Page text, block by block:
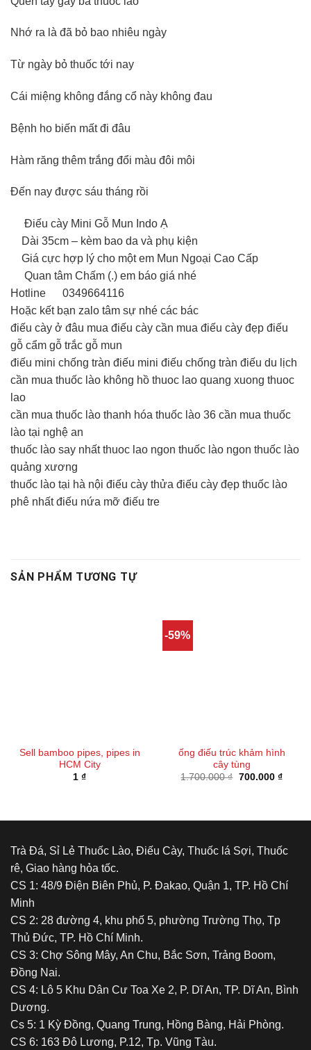
Nhớ ra là đã bỏ bao nhiêu ngày
Từ ngày bỏ thuốc tới nay
Cái miệng không đắng cổ này không đau
Bệnh ho biến mất đi đâu
Hàm răng thêm trắng đổi màu đôi môi
Đến nay được sáu tháng rồi
Điếu cày Mini Gỗ Mun Indo Ạ
Dài 35cm – kèm bao da và phụ kiện
Giá cực hợp lý cho một em Mun Ngoại Cao Cấp
Quan tâm Chấm (.) em báo giá nhé
Hotline
0349664116
Hoặc kết bạn zalo tâm sự nhé các bác
điếu cày ở đâu mua điếu cày cần mua điếu cày đẹp điếu
gỗ cẩm gỗ trắc gỗ mun
điếu mini chống tràn điếu mini điếu chống tràn điếu du lịch
cần mua thuốc lào không hồ thuoc lao quang xuong thuoc
lao
cần mua thuốc lào thanh hóa thuốc lào 36 cần mua thuốc
lào tại nghệ an
thuốc lào say nhất thuoc lao ngon thuốc lào ngon thuốc lào
quảng xương
thuốc lào tại hà nội điếu cày thửa điếu cày đẹp thuốc lào
phê nhất điếu nứa mỡ điếu tre
SẢN PHẨM TƯƠNG TỰ
Sell bamboo pipes, pipes in
HCM City
1 ₫
-59%
ống điếu trúc khảm hình
cây tùng
1.700.000₫ Giá
700.000 ₫Giá
Trà Đá, Sỉ Lẻ Thuốc Lào, Điếu Cày, Thuốc lá Sợi, Thuốc
rê, Giao hàng hỏa tốc.
CS 1: 48/9 Điện Biên Phủ, P. Đakao, Quận 1, TP. Hồ Chí
Minh
CS 2: 28 đường 4, khu phố 5, phường Trường Thọ, Tp
Thủ Đức, TP. Hồ Chí Minh.
CS 3: Chợ Sông Mây, An Chu, Bắc Sơn, Trảng Boom,
Đồng Nai.
CS 4: Lô 5 Khu Dân Cư Toa Xe 2, P. Dĩ An, TP. Dĩ An, Bình
Dương.
Cs 5: 1 Kỳ Đồng, Quang Trung, Hồng Bàng, Hải Phòng.
CS 6: 163 Đô Lương, P.12, Tp. Vũng Tàu.